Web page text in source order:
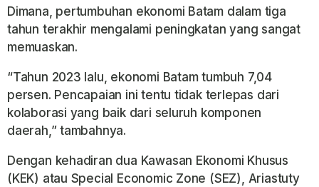
Dimana, pertumbuhan ekonomi Batam dalam tiga
tahun terakhir mengalami peningkatan yang sangat
memuaskan.
“Tahun 2023 lalu, ekonomi Batam tumbuh 7,04
persen. Pencapaian ini tentu tidak terlepas dari
kolaborasi yang baik dari seluruh komponen
daerah,” tambahnya.
Dengan kehadiran dua Kawasan Ekonomi Khusus
(KEK) atau Special Economic Zone (SEZ), Ariastuty